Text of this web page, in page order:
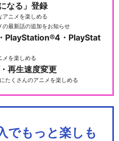
なる」登録
アニメを楽しめる
の最新話の追加をお知らせ
PlayStation®4・PlayStat
メを楽しめる
再生速度変更
たくさんのアニメを楽しめる
でもっと楽しも